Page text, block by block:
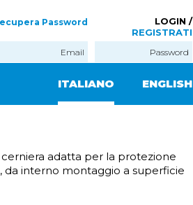
LOGIN /
REGISTRATI
Password
ENGLISH
ITALIANO
adatta per la protezione
da interno montaggio a superficie